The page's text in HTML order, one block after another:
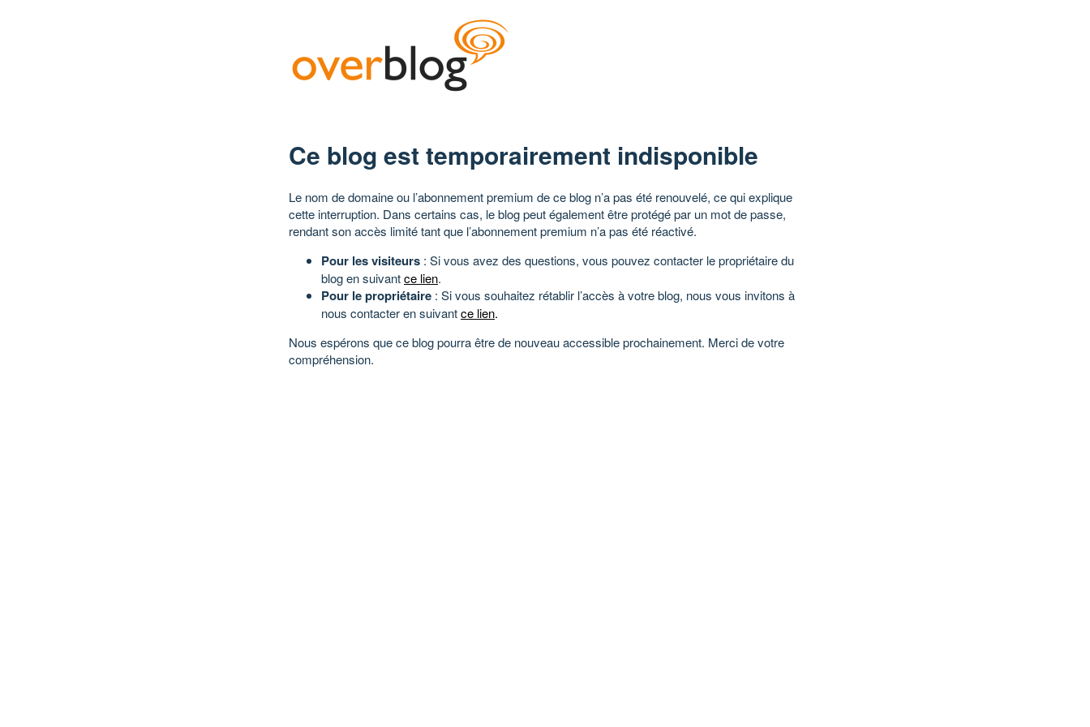
Ce blog est temporairement indisponible
Le nom de domaine ou l’abonnement premium de ce blog n’a pas été renouvelé, ce qui explique
cette interruption. Dans certains cas, le blog peut également être protégé par un mot de passe,
rendant son accès limité tant que l’abonnement premium n’a pas été réactivé.
Pour les visiteurs : Si vous avez des questions, vous pouvez contacter le propriétaire du
blog en suivantce lien.
Pour le propriétaire : Si vous souhaitez rétablir l’accès à votre blog, nous vous invitons à
nous contacter en suivantce lien.
Nous espérons que ce blog pourra être de nouveau accessible prochainement. Merci de votre
compréhension.